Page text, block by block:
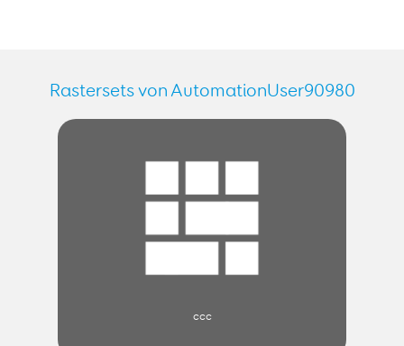
Rastersets von AutomationUser90980
ccc